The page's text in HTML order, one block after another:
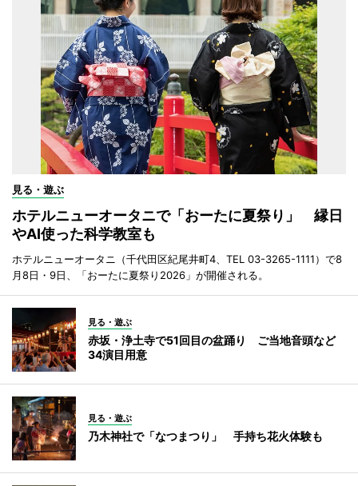
見る・遊ぶ
ホテルニューオータニで「おーたに夏祭り」 縁日
やAI使った科学教室も
ホテルニューオータニ（千代田区紀尾井町4、TEL 03-3265-1111）で8
月8日・9日、「おーたに夏祭り2026」が開催される。
見る・遊ぶ
赤坂・浄土寺で51回目の盆踊り ご当地音頭など
34演目用意
見る・遊ぶ
乃木神社で「なつまつり」 手持ち花火体験も